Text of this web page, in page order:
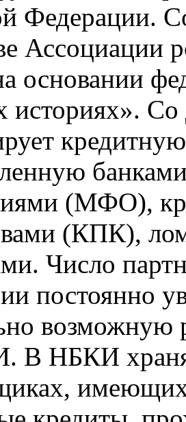
Федерации.
Ассоциации
основании
историях».
(МФО),
(КПК),
Число
постоянно
возможную
В НБКИ